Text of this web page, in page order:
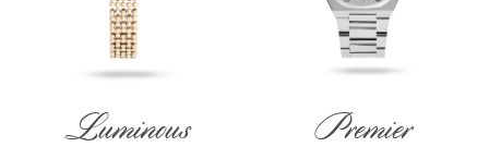
Premier
Luminous